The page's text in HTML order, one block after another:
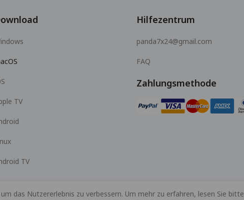
TV
TV
Hilfezentrum
panda7x24@gmail.com
FAQ
Zahlungsmethode
das Nutzererlebnis zu verbessern. Um mehr zu erfahren, lesen Sie bitte